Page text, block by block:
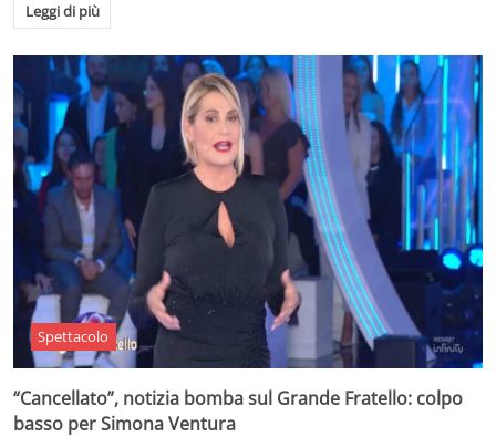
Leggi di più
Spettacolo
“Cancellato”, notizia bomba sul Grande Fratello: colpo
basso per Simona Ventura